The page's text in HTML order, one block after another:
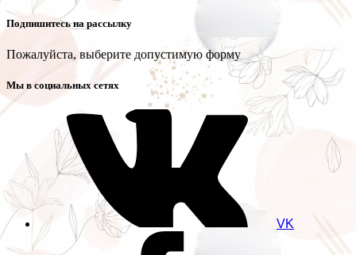
Подпишитесь на рассылку
Пожалуйста, выберите допустимую форму
Мы в социальных сетях
VK